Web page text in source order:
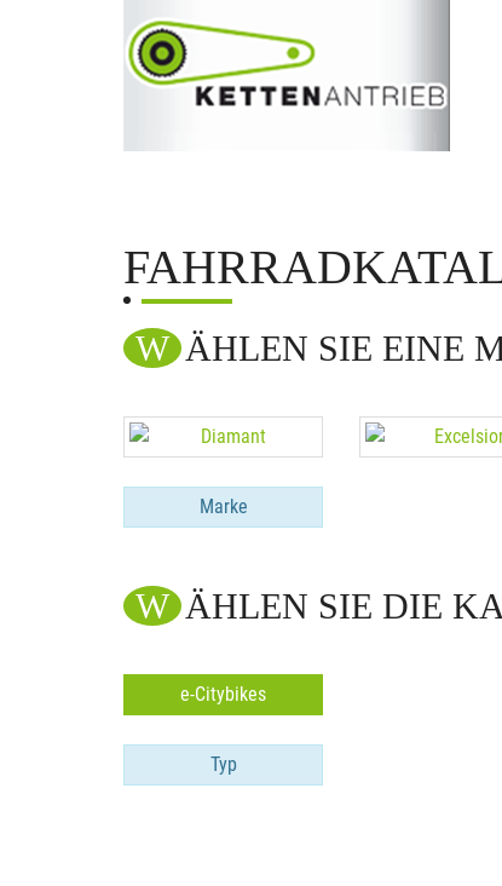
WÄHLEN SIE EINE
Marke
WÄHLEN SIE DIE
e-Citybikes
Typ